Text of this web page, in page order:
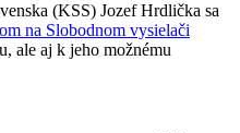
(KSS) Jozef Hrdlička sa
na Slobodnom vysielači
ale aj k jeho možnému